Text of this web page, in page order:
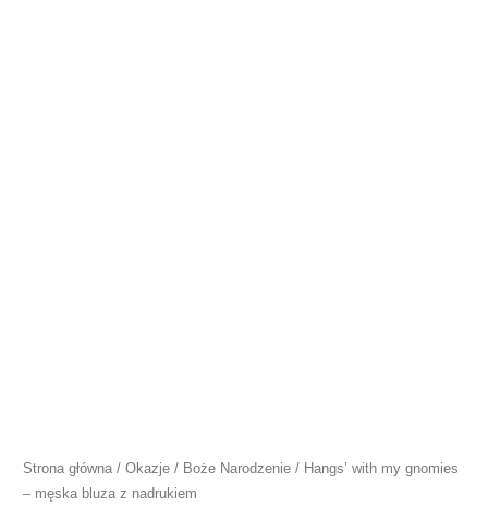
Strona główna /Okazje / Boże Narodzenie / Hangs’ with my gnomies
– męska bluza z nadrukiem